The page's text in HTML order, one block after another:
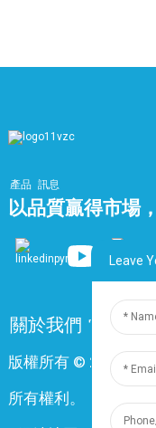
產品 訊息
以品質贏得市場
關於我們 常問問
版權所有 © 2024 上
所有權利。
Leave